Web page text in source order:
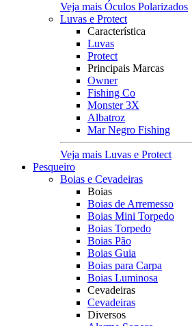
Veja mais Óculos Polarizados
Luvas e Protect
Característica
Luvas
Protect
Principais Marcas
Owner
Fishing Co
Monster 3X
Albatroz
Mar Negro Fishing
Veja mais Luvas e Protect
Pesqueiro
Boias e Cevadeiras
Boias
Boias de Arremesso
Boias Mini Torpedo
Boias Torpedo
Boias Pão
Boias Guia
Boias para Carpa
Boias Luminosa
Cevadeiras
Cevadeiras
Diversos